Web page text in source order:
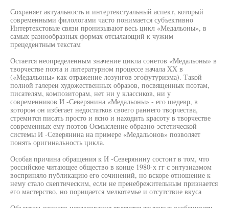
Сохраняет актуальность и интертекстуальный аспект, который
современными филологами часто понимается субъективно
Интертекстовые связи пронизывают весь цикл «Медальоны», в
самых разнообразных формах отсылающий к чужим
прецедентным текстам
Остается неопределенным значение цикла сонетов «Медальоны» в
творчестве поэта и литературном процессе начала XX в
(«Медальоны» как отражение лозунгов эгофутуризма). Такой
полной галереи художественных образов, посвященных поэтам,
писателям, композиторам, нет ни у классиков, ни у
современников И -Северянина «Медальоны» - его шедевр, в
котором он избегает недостатков своего раннего творчества,
стремится писать просто и ясно и находить красоту в творчестве
современных ему поэтов Осмысление образно-эстетической
системы И -Северянина на примере «Медальонов» позволяет
понять оригинальность цикла.
Особая причина обращения к И -Северянину состоит в том, что
российское читающее общество в конце 1980-х гг с энтузиазмом
восприняло публикацию его сочинений, но вскоре отношение к
нему стало скептическим, если не пренебрежительным признается
его мастерство, но порицается мелкотемье и отсутствие вкуса